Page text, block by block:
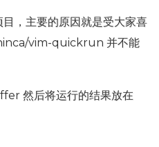
，主要的原因就是受大家喜
vim-quickrun 并不能
然后将运行的结果放在